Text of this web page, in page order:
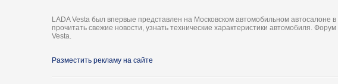
LADA Vesta был впервые представлен на Московском автомобильном автосалоне
прочитать свежие новости, узнать технические характеристики автомобиля.
Vesta.
Разместить рекламу на сайте